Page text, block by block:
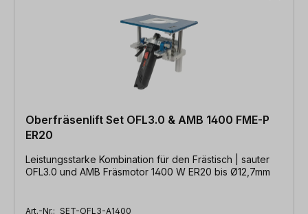
Oberfräsenlift Set OFL3.0 & AMB 1400 FME-P
ER20
Leistungsstarke Kombination für den Frästisch | sauter
OFL3.0 und AMB Fräsmotor 1400 W ER20 bis Ø12,7mm
Art.-Nr.: SET-OFL3-A1400